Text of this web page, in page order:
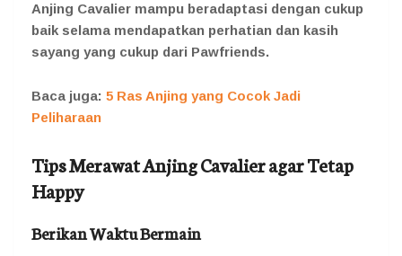
Anjing Cavalier mampu beradaptasi dengan cukup
baik selama mendapatkan perhatian dan kasih
sayang yang cukup dari Pawfriends.
Baca juga: 5 Ras Anjing yang Cocok Jadi
Peliharaan
Tips Merawat Anjing Cavalier agar Tetap
Happy
Berikan Waktu Bermain